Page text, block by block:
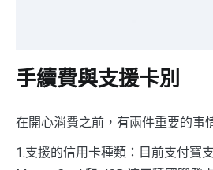
手續費與支援卡別
在開心消費之前，有兩件重要的事
1.支援的信用卡種類：目前支付寶